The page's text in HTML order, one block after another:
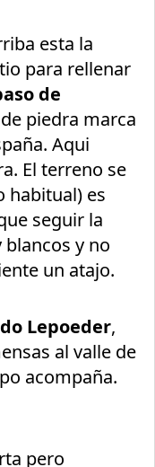
esta la
para rellenar
de
piedra marca
Aqui
El terreno se
habitual) es
seguir la
y no
un atajo.
Lepoeder,
al valle de
acompaña.
pero